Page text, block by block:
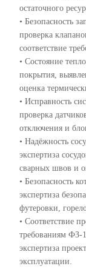
остаточного
• Безопасность
проверка
соответствие
• Состояние
покрытия,
оценка
• Исправность
проверка
отключения и
• Надёжность
экспертиза
сварных швов и
• Безопасность
экспертиза
футеровки,
• Соответствие
требованиям ФЗ-
экспертиза
эксплуатации.